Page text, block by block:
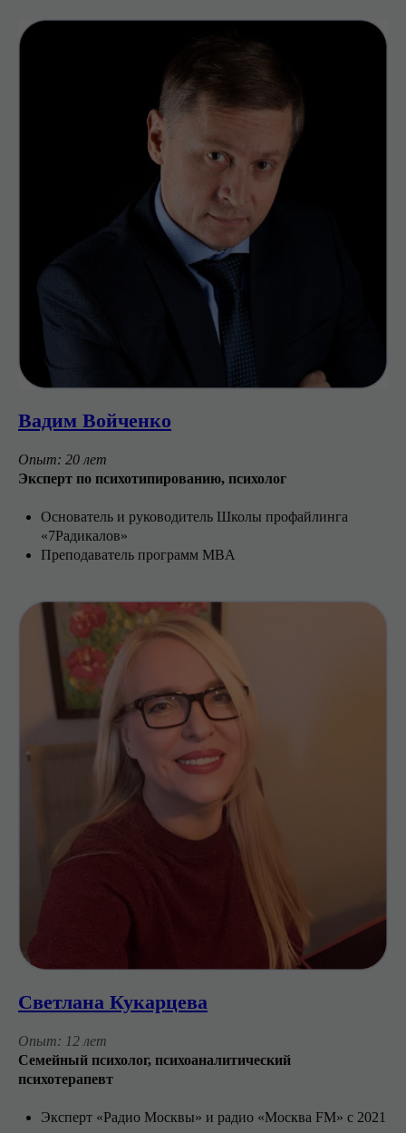
Вадим Войченко
Опыт: 20 лет
Эксперт по психотипированию, психолог
Основатель и руководитель Школы профайлинга
«7Радикалов»
Преподаватель программ MBA
Светлана Кукарцева
Опыт: 12 лет
Семейный психолог, психоаналитический
психотерапевт
Эксперт «Радио Москвы» и радио «Москва FM» с 2021